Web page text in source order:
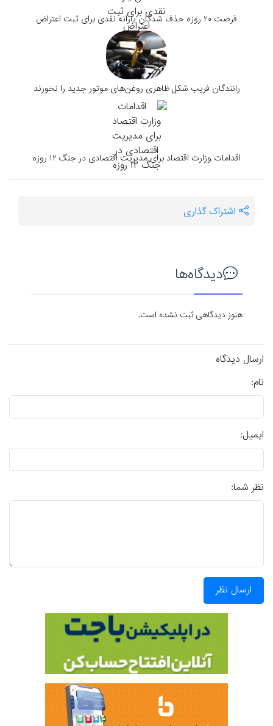
فرصت ۲۰ روزه حذف شدگان یارانه نقدی برای ثبت اعتراض
رانندگان فریب شکل ظاهری روغن‌های موتور جدید را نخورند
اقدامات وزارت اقتصاد برای مدیریت اقتصادی در جنگ ۱۲ روزه
اشتراک گذاری
دیدگاه‌ها
هنوز دیدگاهی ثبت نشده است.
ارسال دیدگاه
نام:
ایمیل:
نظر شما:
ارسال نظر